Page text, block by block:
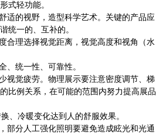
式轻功能。
适的视野，造型科学艺术。关键的产品应
统一的、互补的。
合理选择视觉距离，视觉高度和视角（水
统一性、可靠性。
视觉疲劳。物理展示要注意密度调节、梯
比例关系，在可能的范围内努力提高展品
、冷暖变化达到人的舒服效果。
部分人工强化照明要避免造成眩光和光通